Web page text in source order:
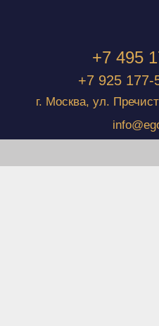
+7 495
+7 925 177-
г. Москва, ул.